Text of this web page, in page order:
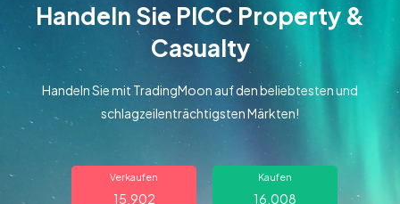
Über uns
Handel
Handeln Sie PICC Property &
Casualty
Handeln Sie mit TradingMoon auf den beliebtesten und
schlagzeilenträchtigsten Märkten!
Verkaufen
15.902
Kaufen
16.008